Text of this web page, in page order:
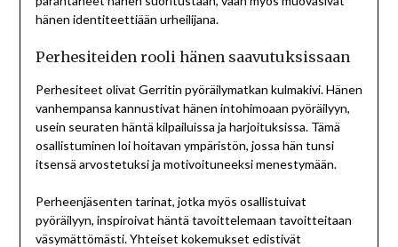
hänen identiteettiään urheilijana.
Perhesiteiden rooli hänen saavutuksissaan
Perhesiteet olivat Gerritin pyöräilymatkan kulmakivi. Hänen
vanhempansa kannustivat hänen intohimoaan pyöräilyyn,
usein seuraten häntä kilpailuissa ja harjoituksissa. Tämä
osallistuminen loi hoitavan ympäristön, jossa hän tunsi
itsensä arvostetuksi ja motivoituneeksi menestymään.
Perheenjäsenten tarinat, jotka myös osallistuivat
pyöräilyyn, inspiroivat häntä tavoittelemaan tavoitteitaan
väsymättömästi. Yhteiset kokemukset edistivät